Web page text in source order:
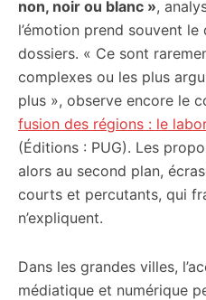
non, noir ou blanc »,
l’émotion prend souvent
dossiers. « Ce sont
complexes ou les plus
plus », observe encore le
fusion des régions : le
(Éditions : PUG). Les
alors au second plan,
courts et percutants, qui
n’expliquent.
Dans les grandes villes,
médiatique et numérique